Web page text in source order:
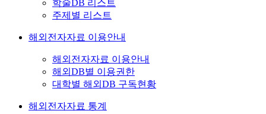
학술DB 리스트
주제별 리스트
해외전자자료 이용안내
해외전자자료 이용안내
해외DB별 이용권한
대학별 해외DB 구독현황
해외전자자료 통계